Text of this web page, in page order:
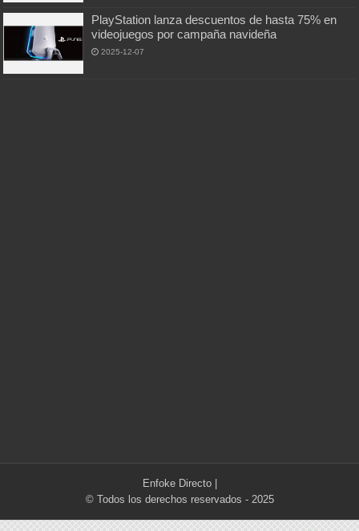
PlayStation lanza descuentos de hasta 75% en
videojuegos por campaña navideña
2025-12-07
Enfoke Directo|
© Todos los derechos reservados - 2025